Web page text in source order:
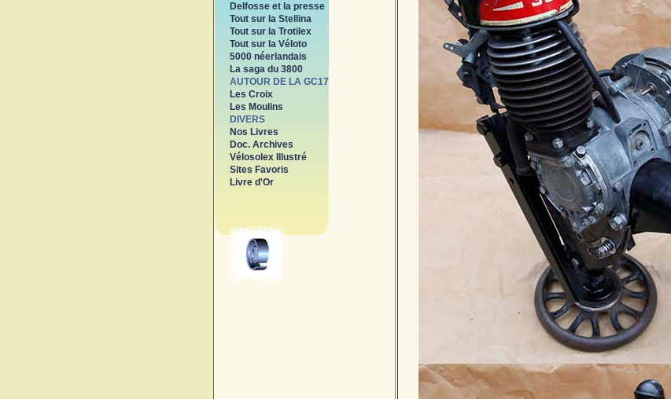
Delfosse et la presse
Tout sur la Stellina
Tout sur la Trotilex
Tout sur la Véloto
5000 néerlandais
La saga du 3800
AUTOUR DE LA GC17
Les Croix
Les Moulins
DIVERS
Nos Livres
Doc. Archives
Vélosolex Illustré
Sites Favoris
Livre d'Or